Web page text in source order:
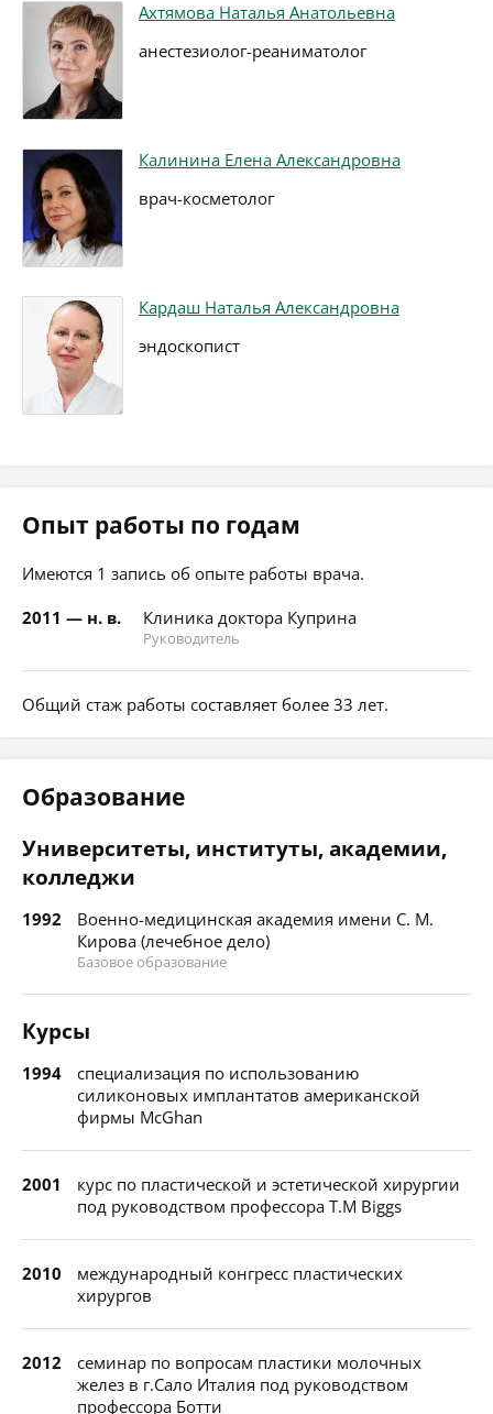
Ахтямова Наталья Анатольевна
анестезиолог-реаниматолог
Калинина Елена Александровна
врач-косметолог
Кардаш Наталья Александровна
эндоскопист
Опыт работы по годам
Имеются 1 запись об опыте работы врача.
2011 — н. в.
Клиника доктора Куприна
Руководитель
Общий стаж работы составляет более 33 лет.
Образование
Университеты, институты, академии,
колледжи
1992
Военно-медицинская академия имени С. М.
Кирова (лечебное дело)
Базовое образование
Курсы
1994
специализация по использованию
силиконовых имплантатов американской
фирмы McGhan
2001
курс по пластической и эстетической хирургии
под руководством профессора Т.М Biggs
2010
международный конгресс пластических
хирургов
2012
семинар по вопросам пластики молочных
желез в г.Сало Италия под руководством
профессора Ботти